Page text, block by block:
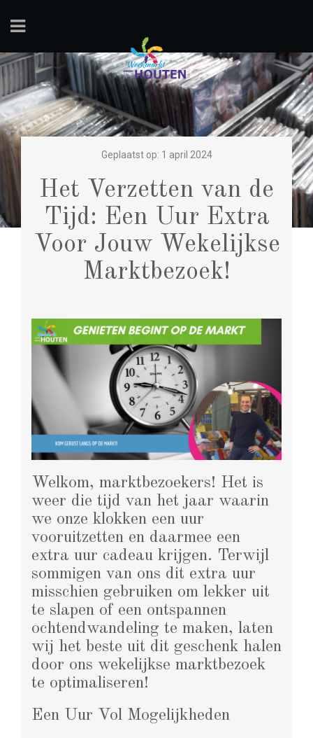
Geplaatst op: 1 april 2024
Het Verzetten van de
Tijd: Een Uur Extra
Voor Jouw Wekelijkse
Marktbezoek!
Welkom, marktbezoekers! Het is
weer die tijd van het jaar waarin
we onze klokken een uur
vooruitzetten en daarmee een
extra uur cadeau krijgen. Terwijl
sommigen van ons dit extra uur
misschien gebruiken om lekker uit
te slapen of een ontspannen
ochtendwandeling te maken, laten
wij het beste uit dit geschenk halen
door ons wekelijkse marktbezoek
te optimaliseren!
Een Uur Vol Mogelijkheden